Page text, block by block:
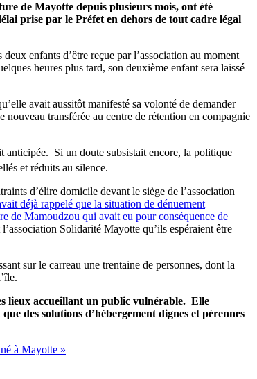
de Mayotte depuis plusieurs mois, ont été
prise par le Préfet en dehors de tout cadre légal
enfants d’être reçue par l’association au moment
heures plus tard, son deuxième enfant sera laissé
avait aussitôt manifesté sa volonté de demander
nouveau transférée au centre de rétention en compagnie
anticipée. Si un doute subsistait encore, la politique
et réduits au silence.
d’élire domicile devant le siège de l’association
déjà rappelé que la situation de dénuement
de Mamoudzou qui avait eu pour conséquence de
Solidarité Mayotte qu’ils espéraient être
sur le carreau une trentaine de personnes, dont la
lieux accueillant un public vulnérable. Elle
des solutions d’hébergement dignes et pérennes
à Mayotte »